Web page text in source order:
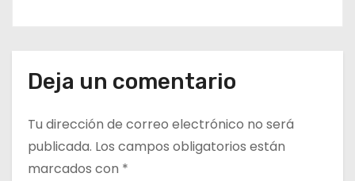
s
Deja un comentario
Tu dirección de correo electrónico no será
publicada. Los campos obligatorios están
marcados con *